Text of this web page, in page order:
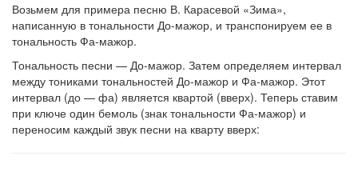
Возьмем для примера песню В. Карасевой «Зима»,
написанную в тональности До-мажор, и транспонируем ее в
тональность Фа-мажор.
Тональность песни — До-мажор. Затем определяем интервал
между тониками тональностей До-мажор и Фа-мажор. Этот
интервал (до — фа) является квартой (вверх). Теперь ставим
при ключе один бемоль (знак тональности Фа-мажор) и
переносим каждый звук песни на кварту вверх: